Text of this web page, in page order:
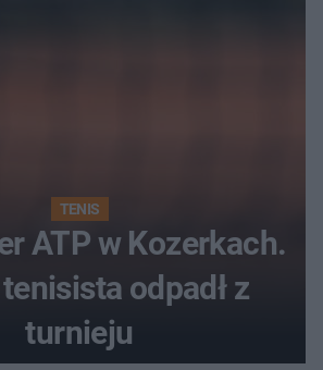
TENIS
ATP w Kozerkach.
odpadł z
turnieju